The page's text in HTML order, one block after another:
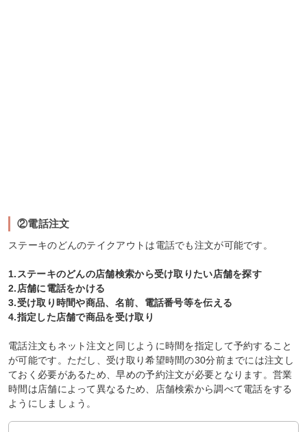
②電話注文
ステーキのどんのテイクアウトは電話でも注文が可能です。
1.ステーキのどんの店舗検索から受け取りたい店舗を探す
2.店舗に電話をかける
3.受け取り時間や商品、名前、電話番号等を伝える
4.指定した店舗で商品を受け取り
電話注文もネット注文と同じように時間を指定して予約すること
が可能です。ただし、受け取り希望時間の30分前までには注文し
ておく必要があるため、早めの予約注文が必要となります。営業
時間は店舗によって異なるため、店舗検索から調べて電話をする
ようにしましょう。